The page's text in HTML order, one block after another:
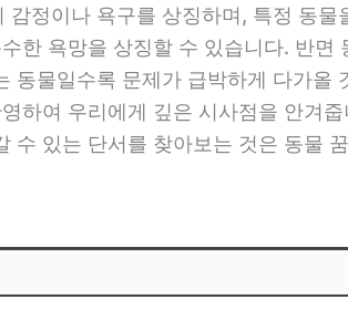
정이나 욕구를 상징하며, 특정 동물
한 욕망을 상징할 수 있습니다. 반면
물일수록 문제가 급박하게 다가올
하여 우리에게 깊은 시사점을 안겨
있는 단서를 찾아보는 것은 동물